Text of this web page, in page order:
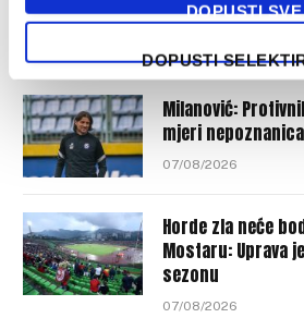
DOPUSTI SVE
DOPUSTI
07/08/2026
Milanović:
mjeri nepoznanica
07/08/2026
Horde zla neće
Mostaru: Uprava
sezonu
07/08/2026